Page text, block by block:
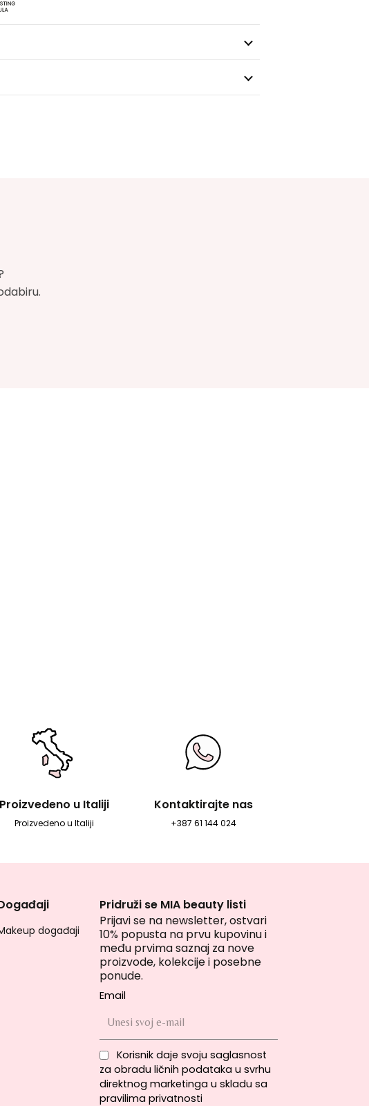
Proizvedeno u Italiji
Proizvedeno u Italiji
Kontaktirajte nas
+387 61 144 024
događaji
Pridruži se MIA beauty listi
Prijavi se na newsletter, ostvari
10% popusta na prvu kupovinu i
među prvima saznaj za nove
proizvode, kolekcije i posebne
ponude.
Email
Korisnik daje svoju saglasnost
za obradu ličnih podataka u svrhu
direktnog marketinga u skladu sa
pravilima privatnosti